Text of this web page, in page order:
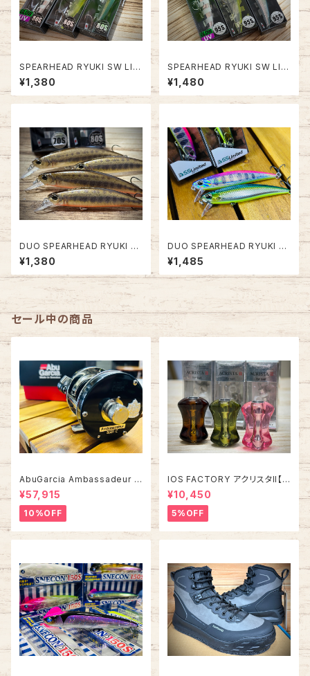
SPEARHEAD RYUKI SW LIM
ITED 80S【限定生産】
¥1,380
SPEARHEAD RYUKI SW LIM
ITED 95S【限定生産】
¥1,480
DUO SPEARHEAD RYUKI 7
0S/80S【ドジョウ新サイズ】
¥1,380
DUO SPEARHEAD RYUKI 71
S "2023 北海道限定カラー"
¥1,485
セール中の商品
AbuGarcia Ambassadeur 5
500C/5501C FACTORY TU
NED アンバサダー ファクトリー
チューン
¥57,915
10%OFF
IOS FACTORY アクリスタII【タ
イプA】
¥10,450
5%OFF